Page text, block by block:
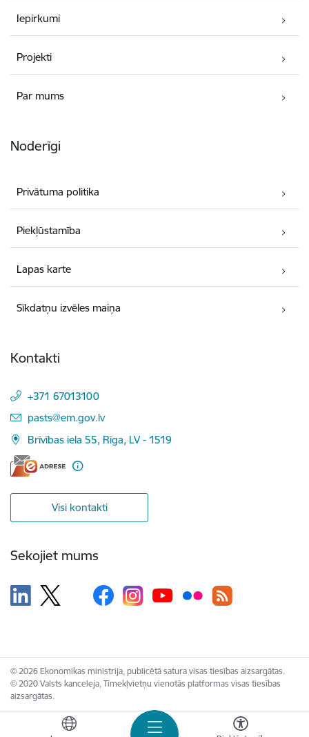
Iepirkumi
Projekti
Par mums
Noderīgi
Privātuma politika
Piekļūstamība
Lapas karte
Sīkdatņu izvēles maiņa
Kontakti
+371 67013100
E-pasts:
pasts@em.gov.lv
Brīvības iela 55, Rīga, LV - 1519
Visi kontakti
Sekojiet mums
© 2026 Ekonomikas ministrija, publicētā satura visas tiesības aizsargātas.
© 2020 Valsts kanceleja, Tīmekļvietņu vienotās platformas visas tiesības
aizsargātas.